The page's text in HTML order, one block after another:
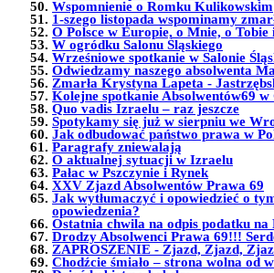
Wspomnienie o Romku Kulikowskim
1-szego listopada wspominamy
O Polsce w Europie, o Mnie, o
W ogródku Salonu Śląskiego
Wrześniowe spotkanie w Salonie
Odwiedzamy naszego absolwenta
Zmarła Krystyna Lapeta -
Kolejne spotkanie Absolwentów69
Quo vadis Izraelu – raz jeszcze
Spotykamy się już w sierpniu we
Jak odbudować państwo prawa w
Paragrafy zniewalają
O aktualnej sytuacji w Izraelu
Pałac w Pszczynie i Rynek
XXV Zjazd Absolwentów Prawa 69
Jak wytłumaczyć i opowiedzieć o
opowiedzenia?
Ostatnia chwila na odpis podatku na
Drodzy Absolwenci Prawa 69!!!
ZAPROSZENIE - Zjazd, Zjazd,
Chodźcie śmiało – strona wolna od